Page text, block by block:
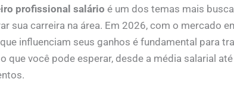
profissional salário é um dos temas mais
sua carreira na área. Em 2026, com o mercado
influenciam seus ganhos é fundamental para
que você pode esperar, desde a média salarial